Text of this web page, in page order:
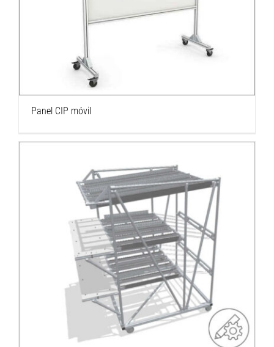
Panel CIP móvil
Rack FIFO móvil con plataformas de trabajo